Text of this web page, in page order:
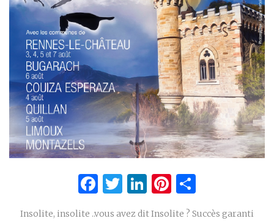
Facebook
Twitter
LinkedIn
Pinterest
Insolite, insolite ..vous avez dit Insolite ? Succès garanti